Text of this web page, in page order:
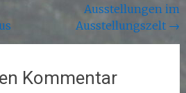
Ausstellungen im
Ausstellungszelt →
Kommentar